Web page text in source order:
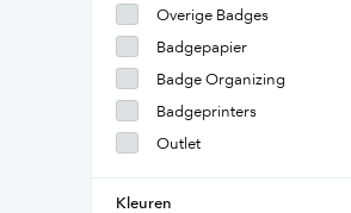
Overige Badges
Badgepapier
Badge Organizing
Badgeprinters
Outlet
Kleuren